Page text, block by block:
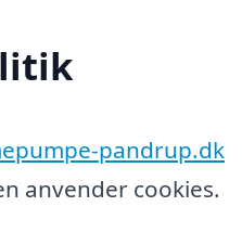
pandrup.dk
anvender cookies.